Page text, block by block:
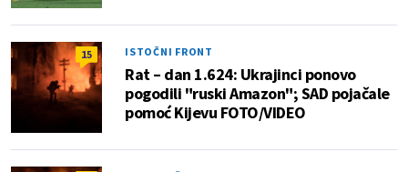
15 ISTOČNI FRONT
Rat – dan 1.624: Ukrajinci ponovo
pogodili "ruski Amazon"; SAD pojačale
pomoć Kijevu FOTO/VIDEO